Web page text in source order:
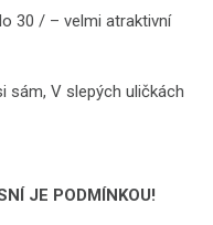
30 / – velmi atraktivní
sám, V slepých uličkách
JE PODMÍNKOU!